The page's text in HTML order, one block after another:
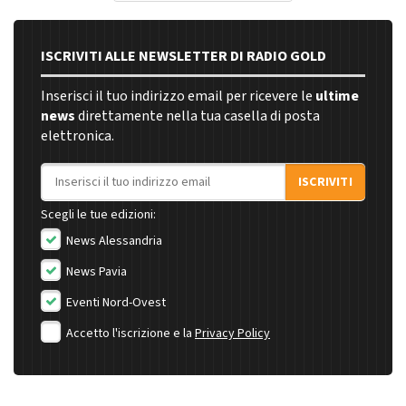
ISCRIVITI ALLE NEWSLETTER DI RADIO GOLD
Inserisci il tuo indirizzo email per ricevere le ultime
newsdirettamente nella tua casella di posta
elettronica.
Indirizzo email
ISCRIVITI
Scegli le tue edizioni:
News Alessandria
News Pavia
Eventi Nord-Ovest
Accetto l'iscrizione e la Privacy Policy